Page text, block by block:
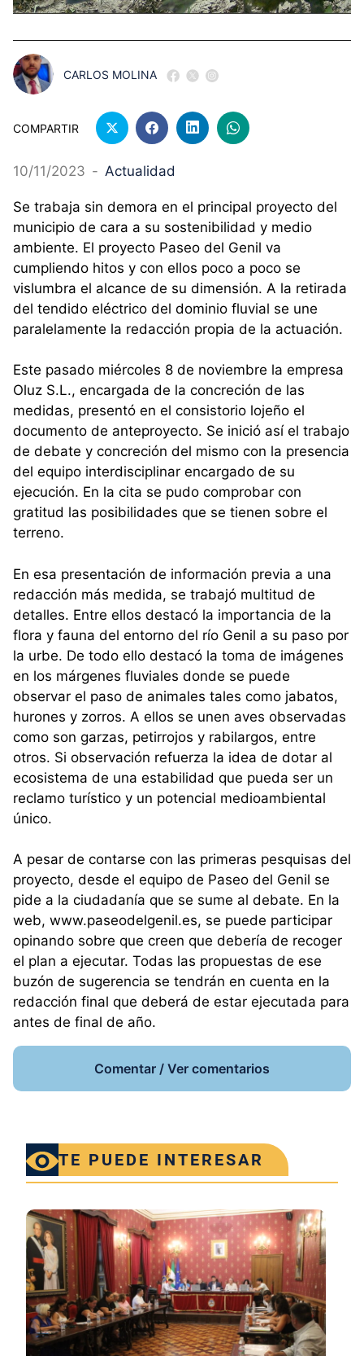
CARLOS MOLINA
COMPARTIR
10/11/2023 - Actualidad
Se trabaja sin demora en el principal proyecto del
municipio de cara a su sostenibilidad y medio
ambiente. El proyecto Paseo del Genil va
cumpliendo hitos y con ellos poco a poco se
vislumbra el alcance de su dimensión. A la retirada
del tendido eléctrico del dominio fluvial se une
paralelamente la redacción propia de la actuación.
Este pasado miércoles 8 de noviembre la empresa
Oluz S.L., encargada de la concreción de las
medidas, presentó en el consistorio lojeño el
documento de anteproyecto. Se inició así el trabajo
de debate y concreción del mismo con la presencia
del equipo interdisciplinar encargado de su
ejecución. En la cita se pudo comprobar con
gratitud las posibilidades que se tienen sobre el
terreno.
En esa presentación de información previa a una
redacción más medida, se trabajó multitud de
detalles. Entre ellos destacó la importancia de la
flora y fauna del entorno del río Genil a su paso por
la urbe. De todo ello destacó la toma de imágenes
en los márgenes fluviales donde se puede
observar el paso de animales tales como jabatos,
hurones y zorros. A ellos se unen aves observadas
como son garzas, petirrojos y rabilargos, entre
otros. Si observación refuerza la idea de dotar al
ecosistema de una estabilidad que pueda ser un
reclamo turístico y un potencial medioambiental
único.
A pesar de contarse con las primeras pesquisas del
proyecto, desde el equipo de Paseo del Genil se
pide a la ciudadanía que se sume al debate. En la
web, www.paseodelgenil.es, se puede participar
opinando sobre que creen que debería de recoger
el plan a ejecutar. Todas las propuestas de ese
buzón de sugerencia se tendrán en cuenta en la
redacción final que deberá de estar ejecutada para
antes de final de año.
Comentar / Ver comentarios
TE PUEDE INTERESAR